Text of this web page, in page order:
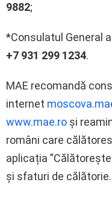
9882;
*Consulatul General
+7 931 299 1234.
MAE recomandă
internet
www.mae.ro și
români care
aplicația
și sfaturi de călătorie.